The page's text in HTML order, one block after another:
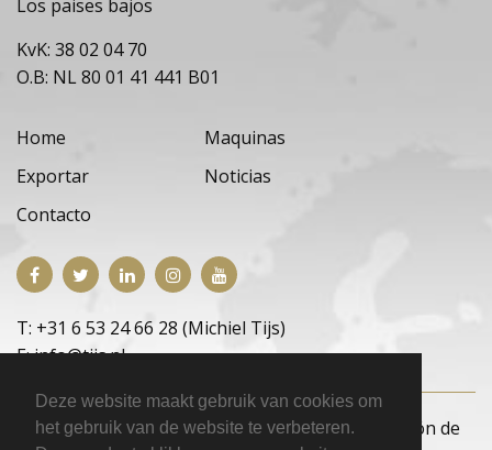
Deze website maakt gebruik van cookies om
het gebruik van de website te verbeteren.
Los paises bajos
KvK: 38 02 04 70
O.B: NL 80 01 41 441 B01
Home
Maquinas
Exportar
Noticias
Contacto
T: +31 6 53 24 66 28 (Michiel Tijs)
E: info@tijs.nl
Copyright © 2026 E.M. Tijs Occasions|Declaración de